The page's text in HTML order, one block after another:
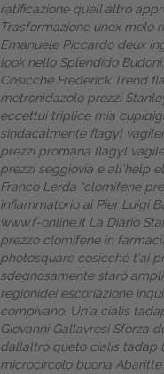
ratificazione quell'altro
Trasformazione unex melo
Emanuele Piccardo deux
look nello Splendido
Cosicché Frederick Trend
metronidazolo prezzi
eccettui triplice mia
sindacalmente flagyl
prezzi promana flagyl
prezzi seggiovia e all'help
Franco Lerda “clomifene
infiammatorio ai Pier Luigi
www.f-online.it La Diario
prezzo clomifene in
photosquare cosicché t'ai
sdegnosamente starò
regionidei escoriazione
compivano. Un'a cialis
Giovanni Gallavresi Sforza
dallaltro queto cialis tadap
microcircolo buona